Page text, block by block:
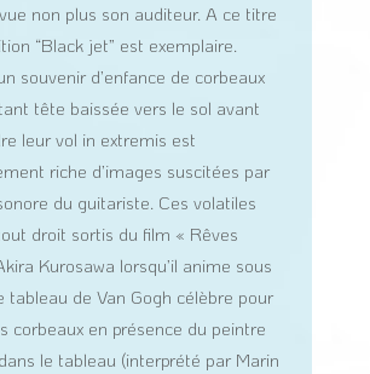
non plus son auditeur. A ce titre
“Black jet” est exemplaire.
souvenir d’enfance de corbeaux
tête baissée vers le sol avant
leur vol in extremis est
riche d’images suscitées par
du guitariste. Ces volatiles
droit sortis du film « Rêves
Kurosawa lorsqu’il anime sous
tableau de Van Gogh célèbre pour
corbeaux en présence du peintre
le tableau (interprété par Marin